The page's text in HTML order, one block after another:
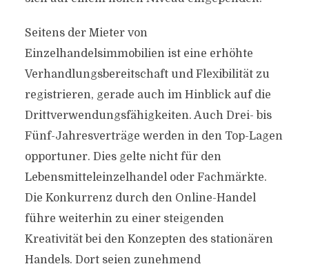
Seitens der Mieter von
Einzelhandelsimmobilien ist eine erhöhte
Verhandlungsbereitschaft und Flexibilität zu
registrieren, gerade auch im Hinblick auf die
Drittverwendungsfähigkeiten. Auch Drei- bis
Fünf-Jahresverträge werden in den Top-Lagen
opportuner. Dies gelte nicht für den
Lebensmitteleinzelhandel oder Fachmärkte.
Die Konkurrenz durch den Online-Handel
führe weiterhin zu einer steigenden
Kreativität bei den Konzepten des stationären
Handels. Dort seien zunehmend